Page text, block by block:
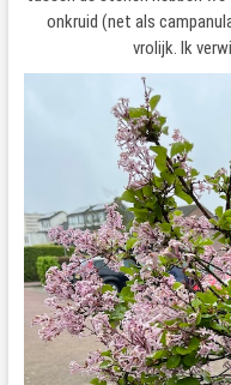
onkruid (net als
vrolijk. Ik